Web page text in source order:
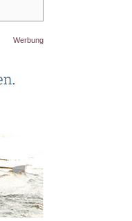
Werbung